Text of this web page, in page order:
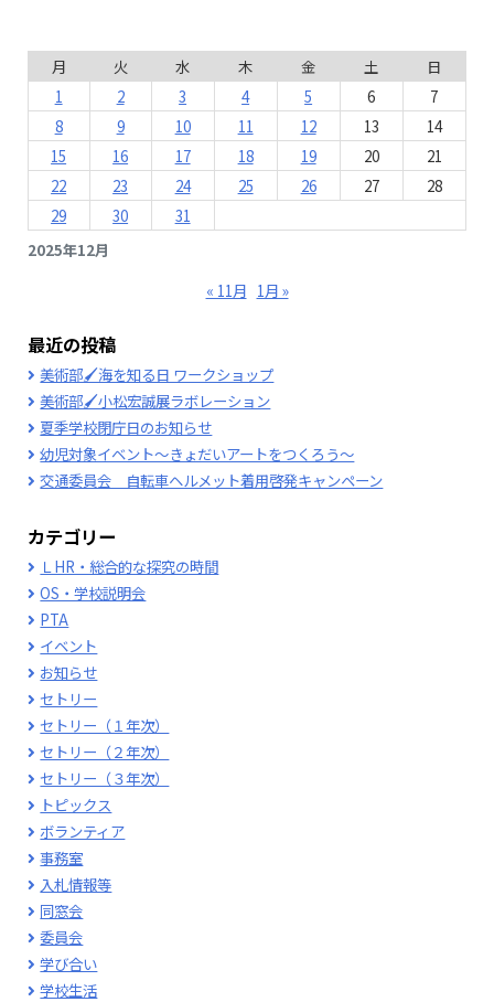
2025年12月
月 火 水 木 金 土
日
1
2 3 4 5 6
7
8
9 10 11 12 13
14
15
16 17 18 19 20
21
22
23 24 25 26 27
28
29
30 31
« 11月 1月 »
最近の投稿
美術部🖌海を知る日 ワークショップ
美術部🖌小松宏誠展ラボレーション
夏季学校閉庁日のお知らせ
幼児対象イベント～きょだいアートをつくろう～
交通委員会 自転車ヘルメット着用啓発キャンペーン
カテゴリー
ＬHR・総合的な探究の時間
OS・学校説明会
PTA
イベント
お知らせ
セトリー
セトリー（１年次）
セトリー（２年次）
セトリー（３年次）
トピックス
ボランティア
事務室
入札情報等
同窓会
委員会
学び合い
学校生活